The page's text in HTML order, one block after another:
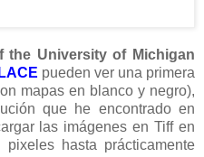
the University of Michigan
pueden ver una primera
mapas en blanco y negro),
que he encontrado en
las imágenes en Tiff en
hasta prácticamente